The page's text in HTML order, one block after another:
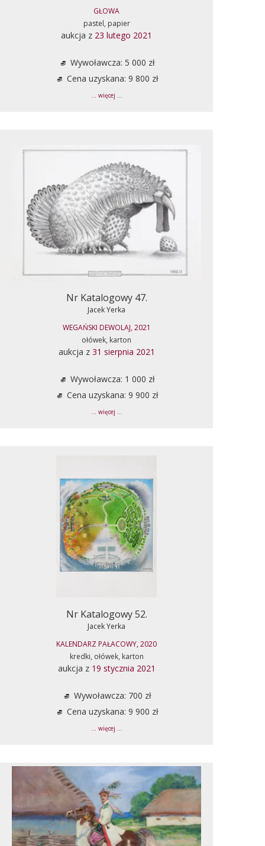
GŁOWA
pastel, papier
aukcja z 23 lutego 2021
Wywoławcza: 5 000 zł
Cena uzyskana: 9 800 zł
... więcej ...
Nr Katalogowy 47.
Jacek Yerka
WEGAŃSKI DEWOLAJ, 2021
ołówek, karton
aukcja z 31 sierpnia 2021
Wywoławcza: 1 000 zł
Cena uzyskana: 9 900 zł
... więcej ...
Nr Katalogowy 52.
Jacek Yerka
KALENDARZ PAŁACOWY, 2020
kredki, ołówek, karton
aukcja z 19 stycznia 2021
Wywoławcza: 700 zł
Cena uzyskana: 9 900 zł
... więcej ...